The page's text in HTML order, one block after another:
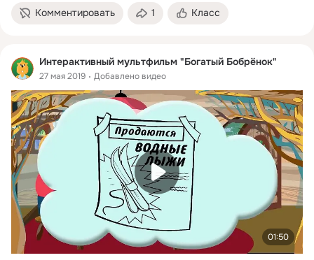
Комментировать 1 Класс
Интерактивный мультфильм "Богатый Бобрёнок"
27 мая 2019 Добавлено видео
01:50